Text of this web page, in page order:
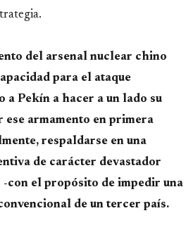
del arsenal nuclear chino
para el ataque
a Pekín a hacer a un lado su
armamento en primera
respaldarse en una
de carácter devastador
con el propósito de impedir una
de un tercer país.